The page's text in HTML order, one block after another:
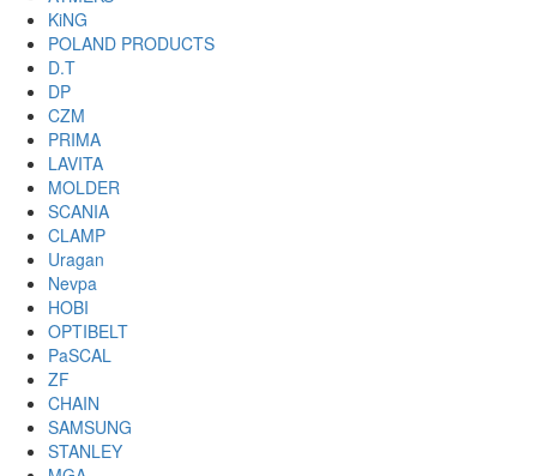
KiNG
POLAND PRODUCTS
D.T
DP
CZM
PRIMA
LAVITA
MOLDER
SCANIA
CLAMP
Uragan
Nevpa
HOBI
OPTIBELT
PaSCAL
ZF
CHAIN
SAMSUNG
STANLEY